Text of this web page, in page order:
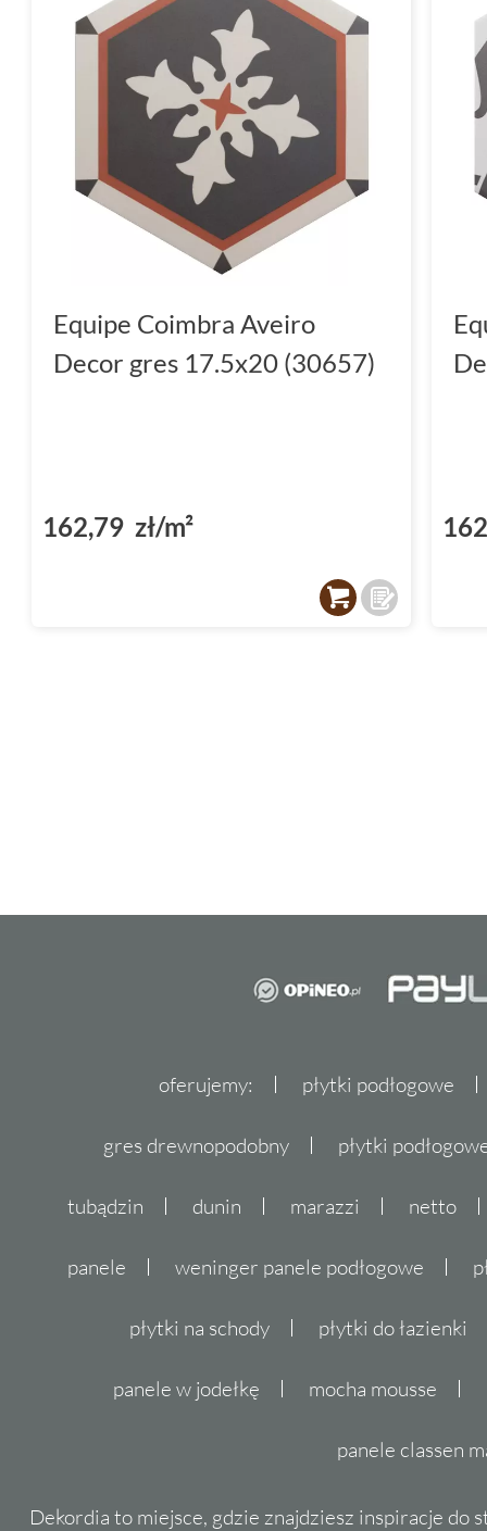
Equipe Coimbra Aveiro
Decor gres 17.5x20 (30657)
162,79 zł/m²
oferujemy: płytki podłogowe
gres drewnopodobny płytki
tubądzin dunin marazzi netto
panele weninger panele podłogowe
płytki na schody płytki do łazienki
panele w jodełkę mocha mousse
panele classen
Dekordia to miejsce, gdzie znajdziesz inspiracje do